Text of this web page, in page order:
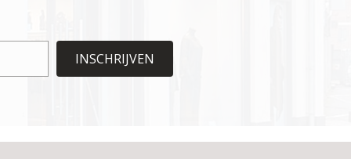
op
INSCHRIJVEN